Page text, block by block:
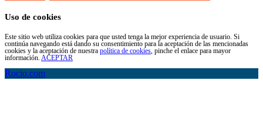
Uso de cookies
Este sitio web utiliza cookies para que usted tenga la mejor experiencia de usuario. Si
continúa navegando está dando su consentimiento para la aceptación de las mencionadas
cookies y la aceptación de nuestra política de cookies, pinche el enlace para mayor
información. ACEPTAR
Rocio.com